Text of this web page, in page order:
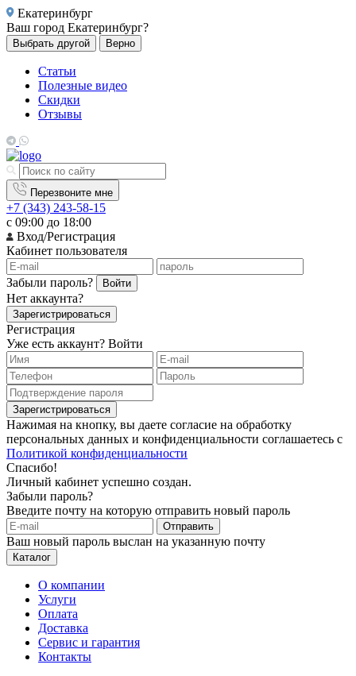
Екатеринбург
Ваш город Екатеринбург?
Выбрать другой Верно
Статьи
Полезные видео
Скидки
Отзывы
Перезвоните мне
+7 (343) 243-58-15
с 09:00 до 18:00
Вход/Регистрация
Кабинет пользователя
Забыли пароль? Войти
Нет аккаунта?
Зарегистрироваться
Регистрация
Уже есть аккаунт? Войти
Зарегистрироваться
Нажимая на кнопку, вы даете согласие на обработку
персональных данных и конфиденциальности соглашаетесь с
Политикой конфиденциальности
Спасибо!
Личный кабинет успешно создан.
Забыли пароль?
Введите почту на которую отправить новый пароль
Отправить
Ваш новый пароль выслан на указанную почту
Каталог
О компании
Услуги
Оплата
Доставка
Сервис и гарантия
Контакты